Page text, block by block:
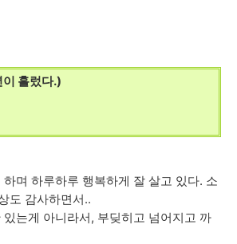
흘렀다.)
며 하루하루 행복하게 잘 살고 있다. 소
도 감사하면서..
는게 아니라서, 부딪히고 넘어지고 까